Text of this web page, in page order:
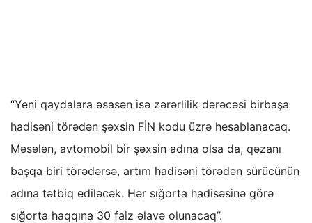
“Yeni qaydalara əsasən isə zərərlilik dərəcəsi birbaşa
hadisəni törədən şəxsin FİN kodu üzrə hesablanacaq.
Məsələn, avtomobil bir şəxsin adına olsa da, qəzanı
başqa biri törədərsə, artım hadisəni törədən sürücünün
adına tətbiq ediləcək. Hər sığorta hadisəsinə görə
sığorta haqqına 30 faiz əlavə olunacaq”.